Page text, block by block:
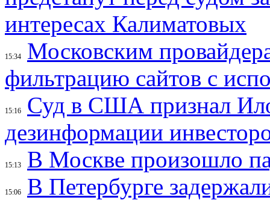
интересах Калиматовых
15:34
Московским
фильтрацию сайтов с
15:16
Суд в США признал
дезинформации
15:13 В Москве произошло
15:06
В Петербурге